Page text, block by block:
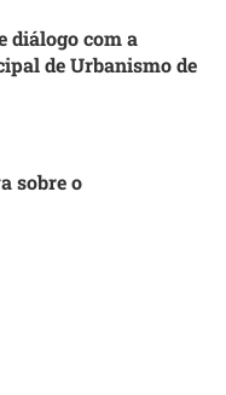
diálogo com a
de Urbanismo de
sobre o